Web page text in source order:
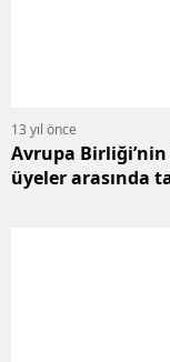
13 yıl önce
Avrupa
üyeler arasında